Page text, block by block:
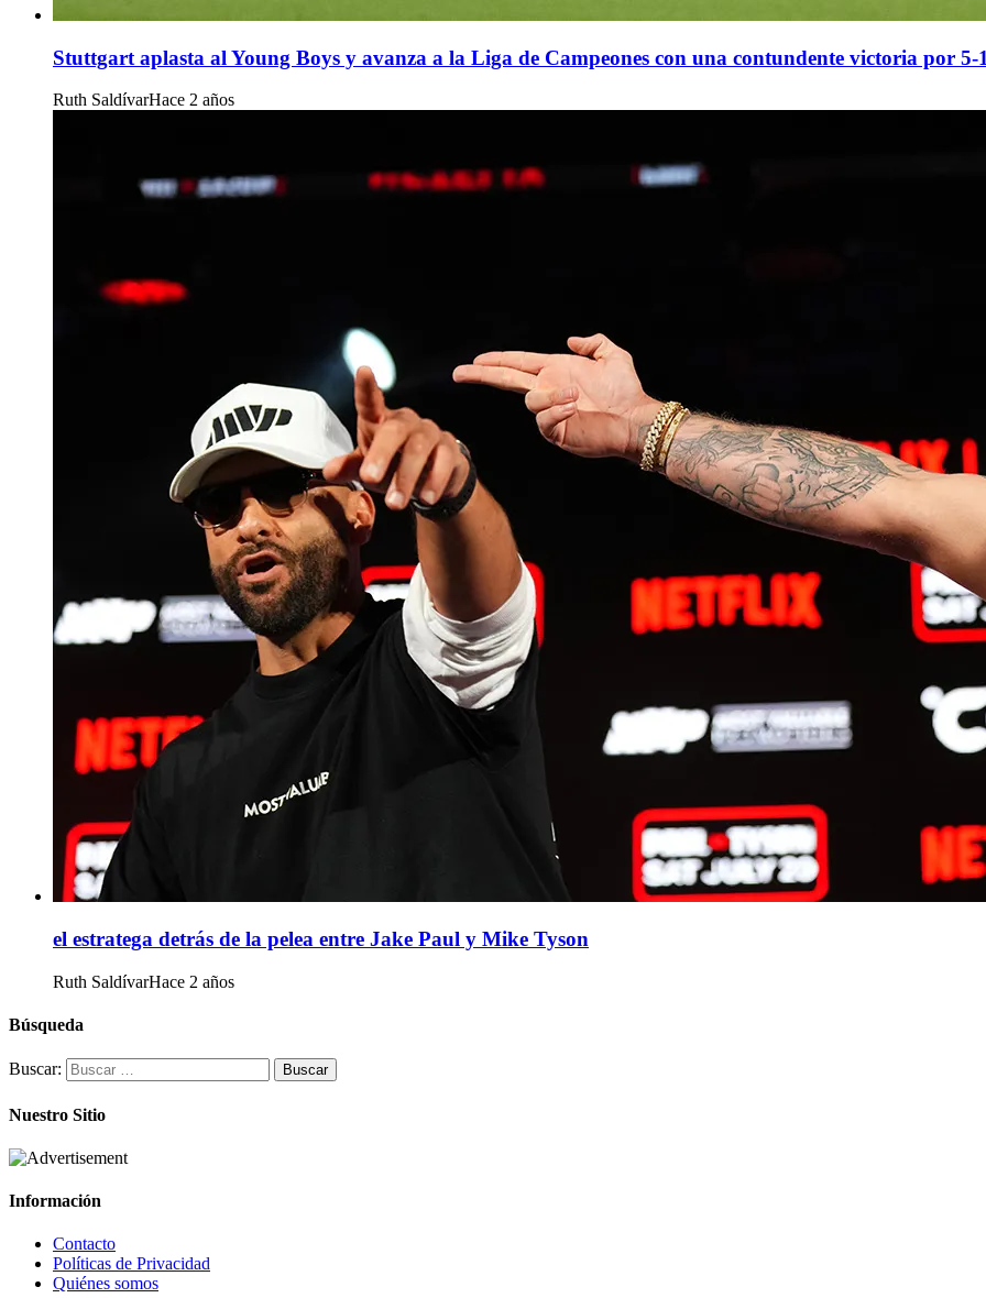
Stuttgart aplasta al Young Boys y avanza a la Liga de Campeones con una contundente victoria por 5-
Ruth SaldívarHace 2 años
el estratega detrás de la pelea entre Jake Paul y Mike Tyson
Ruth SaldívarHace 2 años
Búsqueda
Buscar:
Nuestro Sitio
Información
Contacto
Políticas de Privacidad
Quiénes somos